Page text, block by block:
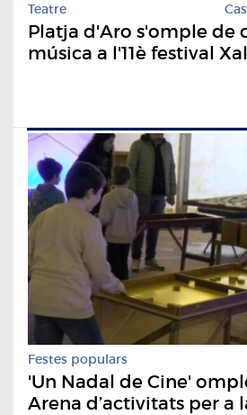
Teatre
Platja d'Aro s'omple de
música a l'11è festival
Festes populars
'Un Nadal de Cine'
Arena d’activitats per a